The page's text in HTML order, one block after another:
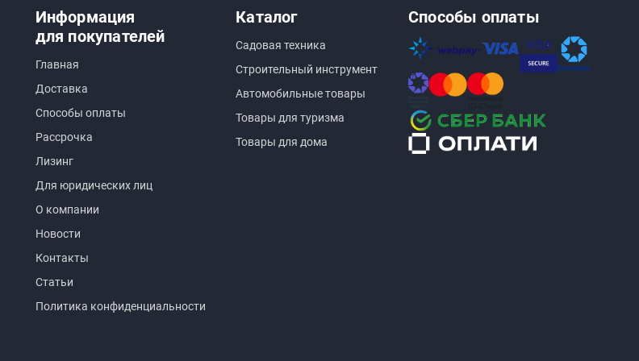
Информация
для покупателей
Главная
Доставка
Способы оплаты
Рассрочка
Лизинг
Для юридических лиц
О компании
Новости
Контакты
Статьи
Политика конфиденциальности
Каталог
Садовая техника
Строительный инструмент
Автомобильные товары
Товары для туризма
Товары для дома
Способы оплаты